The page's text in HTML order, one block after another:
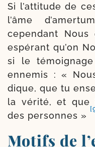
Si l’at­ti­tude de
l’âme
cepen­dant
espé­rant qu’on
si le
enne­mis : «
dique, que tu
la véri­té, et que
des per­sonnes »
Motifs de